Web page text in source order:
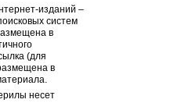
изданий –
систем
в
(для
в
несет